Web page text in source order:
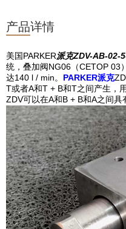
产品详情
美国PARKER派克ZDV-AB-02-
统，叠加阀NG06（CETOP 03
达140 l / min。 PARKER派克
T或者A和T + B和T之间产生，
ZDV可以在A和B + B和A之间具